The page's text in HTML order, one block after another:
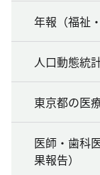
年報（福祉
人口動態統
東京都の医
医師・歯科
果報告）